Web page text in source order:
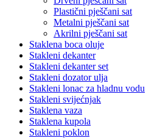
Plastični pješčani sat
Metalni pješčani sat
Akrilni pješčani sat
Staklena boca oluje
Stakleni dekanter
Stakleni dekanter set
Stakleni dozator ulja
Stakleni lonac za hladnu vodu
Stakleni svijećnjak
Staklena vaza
Staklena kupola
Stakleni poklon